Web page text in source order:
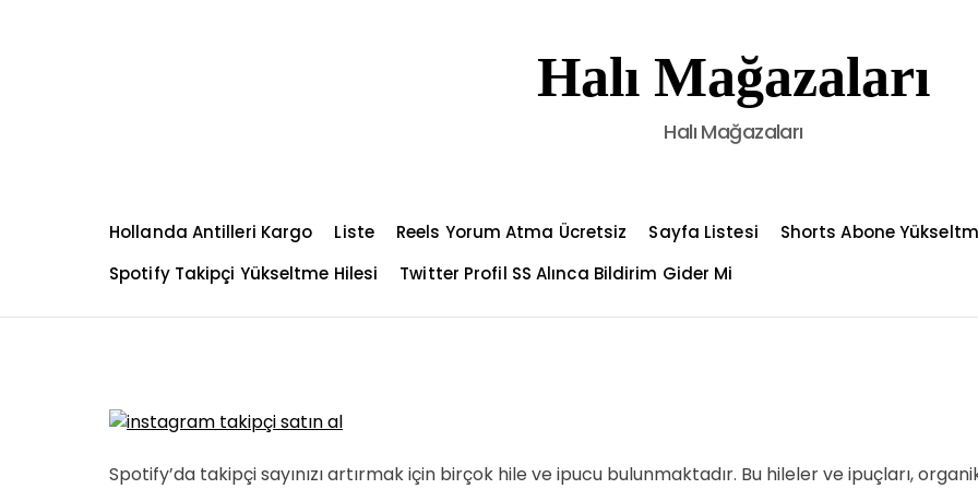
t
Halı Mağazaları
Halı Mağazaları
Hollanda Antilleri Kargo Liste Reels Yorum Atma Ücretsiz Sayfa Listesi
Shorts Abone
Spotify Takipçi Yükseltme Hilesi
Twitter Profil SS Alınca Bildirim Gider Mi
Spotify’da takipçi sayınızı artırmak için birçok hile ve ipucu bulunmaktadır. Bu hileler ve ipuçları,